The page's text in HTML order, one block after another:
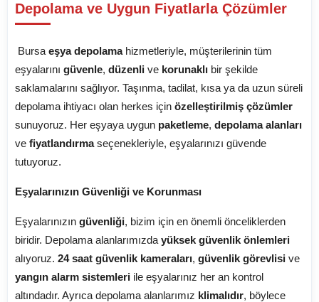
Depolama ve Uygun Fiyatlarla Çözümler
Bursa eşya depolamahizmetleriyle, müşterilerinin tüm
eşyalarını güvenle, düzenli ve korunaklı bir şekilde
saklamalarını sağlıyor. Taşınma, tadilat, kısa ya da uzun süreli
depolama ihtiyacı olan herkes için özelleştirilmiş çözümler
sunuyoruz. Her eşyaya uygun paketleme, depolama alanları
ve fiyatlandırmaseçenekleriyle, eşyalarınızı güvende
tutuyoruz.
Eşyalarınızın Güvenliği ve Korunması
Eşyalarınızın güvenliği, bizim için en önemli önceliklerden
biridir. Depolama alanlarımızda yüksek güvenlik önlemleri
alıyoruz. 24 saat güvenlik kameraları, güvenlik görevlisi ve
yangın alarm sistemleri ile eşyalarınız her an kontrol
altındadır. Ayrıca depolama alanlarımız klimalıdır, böylece